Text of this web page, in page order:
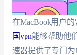
在MacBook用户
国vpn能够帮助他
速器提供了专门为